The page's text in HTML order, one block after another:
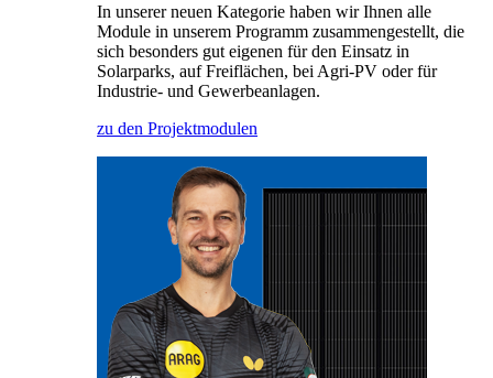
In unserer neuen Kategorie haben wir Ihnen alle
Module in unserem Programm zusammengestellt, die
sich besonders gut eigenen für den Einsatz in
Solarparks, auf Freiflächen, bei Agri-PV oder für
Industrie- und Gewerbeanlagen.
zu den Projektmodulen